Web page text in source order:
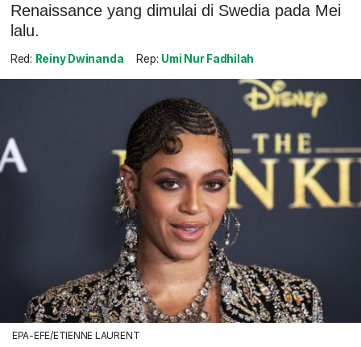
Renaissance yang dimulai di Swedia pada Mei
lalu.
Red: Reiny Dwinanda Rep: Umi Nur Fadhilah
EPA-EFE/ETIENNE LAURENT